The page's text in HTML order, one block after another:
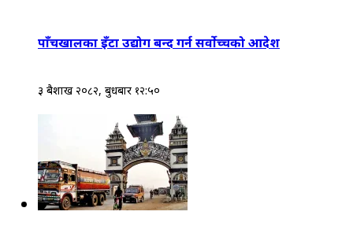
पाँचखालका इँटा उद्योग बन्द गर्न सर्वोच्चको आदेश
३ बैशाख २०८२, बुधबार १२:५०